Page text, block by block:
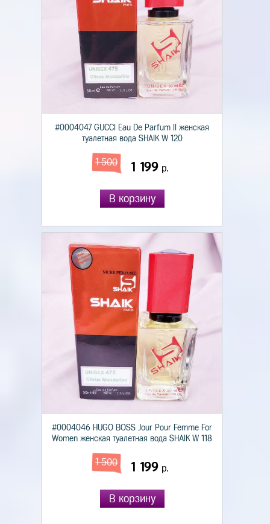
#0004047 GUCCI Eau De Parfum II женская
туалетная вода SHAIK W 120
1 500 1 199 р.
В корзину
#0004046 HUGO BOSS Jour Pour Femme For
Women женская туалетная вода SHAIK W 118
1 500 1 199 р.
В корзину